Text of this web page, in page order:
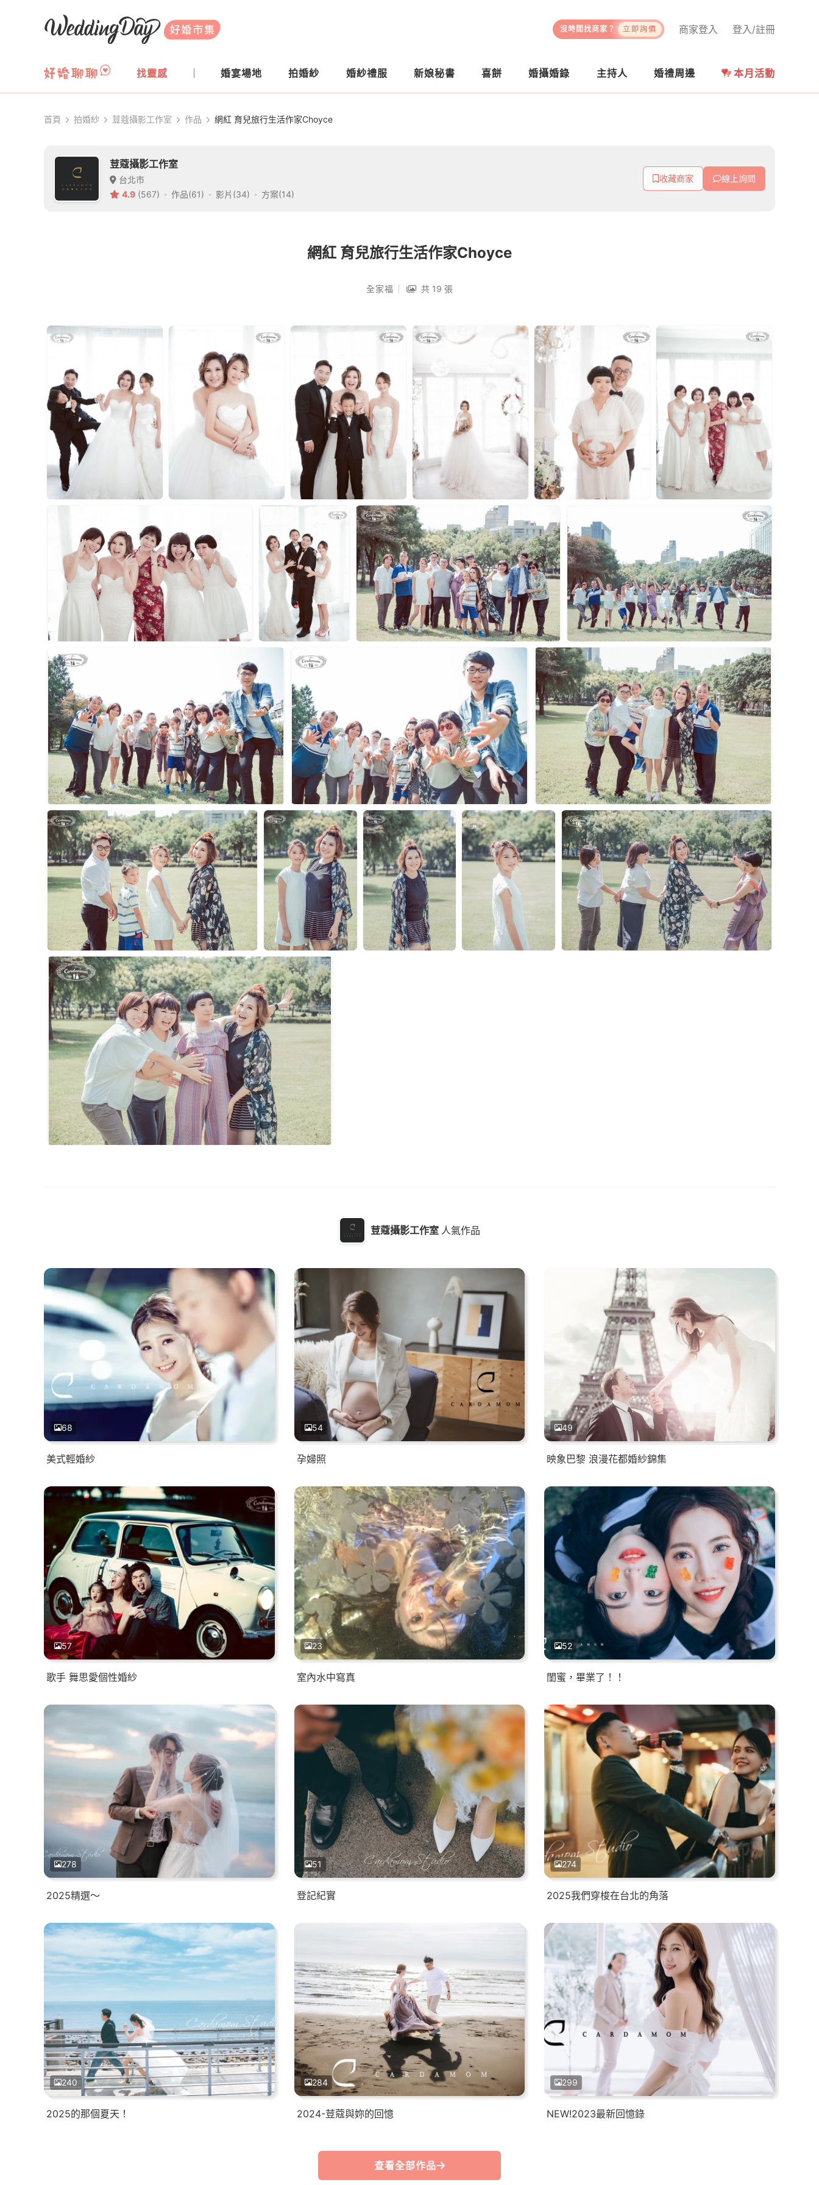
WeddingDay 好婚市集
登入/註冊
商家登入
沒時間找商家？ 立即詢價
找靈感 婚宴場地 拍婚紗 婚紗禮服 新娘秘書 喜餅 婚攝婚錄 主持人 婚禮周邊 本月活動
首頁 拍婚紗 荳蔻攝影工作室 作品 網紅 育兒旅行生活作家Choyce
荳蔻攝影工作室
台北市
4.9 (567) 作品(61) 影片(34) 方案(14)
收藏商家 線上詢問
網紅 育兒旅行生活作家Choyce
全家福 共 19 張
荳蔻攝影工作室 人氣作品
68
美式輕婚紗
54
孕婦照
49
映象巴黎 浪漫花都婚紗錦集
57
歌手 舞思愛個性婚紗
23
室內水中寫真
52
閨蜜，畢業了！！
278
2025精選～
51
登記紀實
274
2025我們穿梭在台北的角落
240
2025的那個夏天！
284
2024-荳蔻與妳的回憶
299
NEW!2023最新回憶錄
查看全部作品